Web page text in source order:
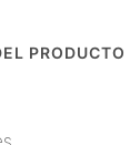
PRODUCTO